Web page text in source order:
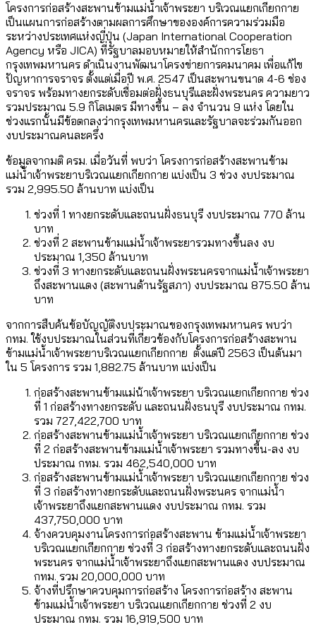
โครงการก่อสร้างสะพานข้ามแม่น้ำเจ้าพระยา บริเวณแยกเกียกกาย
เป็นแผนการก่อสร้างตามผลการศึกษาขององค์การความร่วมมือ
ระหว่างประเทศแห่งญี่ปุ่น (Japan International Cooperation
Agency หรือ JICA) ที่รัฐบาลมอบหมายให้สำนักการโยธา
กรุงเทพมหานคร ดำเนินงานพัฒนาโครงข่ายการคมนาคม เพื่อแก้ไข
ปัญหาการจราจร ตั้งแต่เมื่อปี พ.ศ. 2547 เป็นสะพานขนาด 4-6 ช่อง
จราจร พร้อมทางยกระดับเชื่อมต่อฝั่งธนบุรีและฝั่งพระนคร ความยาว
รวมประมาณ 5.9 กิโลเมตร มีทางขึ้น – ลง จำนวน 9 แห่ง โดยใน
ช่วงแรกนั้นมีข้อตกลงว่ากรุงเทพมหานครและรัฐบาลจะร่วมกันออก
งบประมาณคนละครึ่ง
ข้อมูลจากมติ ครม. เมื่อวันที่ พบว่า โครงการก่อสร้างสะพานข้าม
แม่น้ำเจ้าพระยาบริเวณแยกเกียกกาย แบ่งเป็น 3 ช่วง งบประมาณ
รวม 2,995.50 ล้านบาท แบ่งเป็น
ช่วงที่ 1 ทางยกระดับและถนนฝั่งธนบุรี งบประมาณ 770 ล้าน
บาท
ช่วงที่ 2 สะพานข้ามแม่น้ำเจ้าพระยารวมทางขึ้นลง งบ
ประมาณ 1,350 ล้านบาท
ช่วงที่ 3 ทางยกระดับและถนนฝั่งพระนครจากแม่น้ำเจ้าพระยา
ถึงสะพานแดง (สะพานด้านรัฐสภา) งบประมาณ 875.50 ล้าน
บาท
จากการสืบค้นข้อบัญญัติงบประมาณของกรุงเทพมหานคร พบว่า
กทม. ใช้งบประมาณในส่วนที่เกี่ยวข้องกับโครงการก่อสร้างสะพาน
ข้ามแม่น้ำเจ้าพระยาบริเวณแยกเกียกกาย ตั้งแต่ปี 2563 เป็นต้นมา
ใน 5 โครงการ รวม 1,882.75 ล้านบาท แบ่งเป็น
ก่อสร้างสะพานข้ามแม่น้าเจ้าพระยา บริเวณแยกเกียกกาย ช่วง
ที่ 1 ก่อสร้างทางยกระดับ และถนนฝั่งธนบุรี งบประมาณ กทม.
รวม 727,422,700 บาท
ก่อสร้างสะพานข้ามแม่น้ำเจ้าพระยา บริเวณแยกเกียกกาย ช่วง
ที่ 2 ก่อสร้างสะพานข้ามแม่น้ำเจ้าพระยา รวมทางขื้น-ลง งบ
ประมาณ กทม. รวม 462,540,000 บาท
ก่อสร้างสะพานข้ามแม่น้ำเจ้าพระยา บริเวณแยกเกียกกาย ช่วง
ที่ 3 ก่อสร้างทางยกระดับและถนนฝั่งพระนคร จากแม่น้ำ
เจ้าพระยาถึงแยกสะพานแดง งบประมาณ กทม. รวม
437,750,000 บาท
จ้างควบคุมงานโครงการก่อสร้างสะพาน ข้ามแม่น้ำเจ้าพระยา
บริเวณแยกเกียกกาย ช่วงที่ 3 ก่อสร้างทางยกระดับและถนนฝั่ง
พระนคร จากแม่น้ำเจ้าพระยาถึงแยกสะพานแดง งบประมาณ
กทม. รวม 20,000,000 บาท
จ้างที่ปรึกษาควบคุมการก่อสร้าง โครงการก่อสร้าง สะพาน
ข้ามแม่น้ำเจ้าพระยา บริเวณแยกเกียกกาย ช่วงที่ 2 งบ
ประมาณ กทม. รวม 16,919,500 บาท